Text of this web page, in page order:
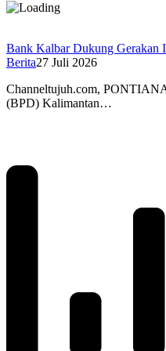
Bank Kalbar Dukung Gerakan
Berita27 Juli 2026
Channeltujuh.com,
(BPD) Kalimantan…